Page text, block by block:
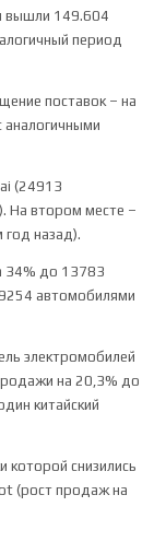
вышли 149.604
период
поставок – на
аналогичными
(24913
На втором месте –
назад).
34% до 13783
автомобилями
электромобилей
на 20,3% до
китайский
снизились
(рост продаж на